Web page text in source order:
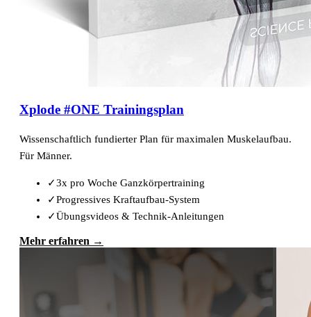
Xplode #ONE Trainingsplan
Wissenschaftlich fundierter Plan für maximalen Muskelaufbau.
Für Männer.
✓3x pro Woche Ganzkörpertraining
✓Progressives Kraftaufbau-System
✓Übungsvideos & Technik-Anleitungen
Mehr erfahren →